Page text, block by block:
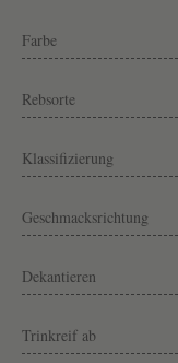
N
E
I
N
G
U
T
A
Farbe
Rebsorte
Klassifizierung
Geschmacksrichtung
Dekantieren
Trinkreif ab